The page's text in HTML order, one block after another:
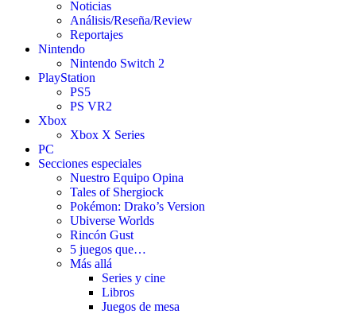
Noticias
Análisis/Reseña/Review
Reportajes
Nintendo
Nintendo Switch 2
PlayStation
PS5
PS VR2
Xbox
Xbox X Series
PC
Secciones especiales
Nuestro Equipo Opina
Tales of Shergiock
Pokémon: Drako’s Version
Ubiverse Worlds
Rincón Gust
5 juegos que…
Más allá
Series y cine
Libros
Juegos de mesa